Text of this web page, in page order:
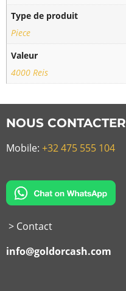
Type de produit
Piece
Valeur
4000 Reis
NOUS CONTACTER
Mobile: +32 475 555 104
> Contact
info@goldorcash.com